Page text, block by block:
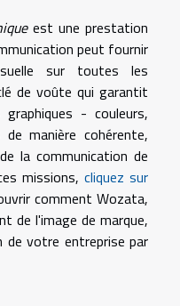
est une prestation
peut fournir
sur toutes les
de voûte qui garantit
- couleurs,
manière cohérente,
la communication de
missions, cliquez sur
comment Wozata,
de l'image de marque,
votre entreprise par